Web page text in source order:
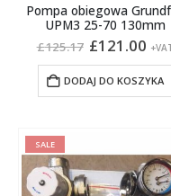
Pompa obiegowa
UPM3 25-70 130mm
£125.17 Pierwotna
cena
wynosiła:
£125.17.
£121.00
cena
DODAJ DO KOSZYKA
SALE